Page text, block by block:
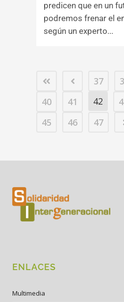
predicen que en un
podremos frenar el
según un experto...
37
40
41 42
45
46 47
ENLACES
Multimedia